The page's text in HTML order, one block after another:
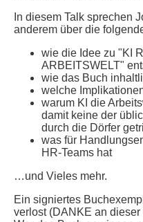
In diesem Talk sprechen
anderem über die
wie die Idee zu "KI
ARBEITSWELT"
wie das Buch
welche
warum KI die
damit keine der
durch die Dörfer
was für
HR-Teams hat
…und Vieles mehr.
Ein signiertes
verlost (DANKE an